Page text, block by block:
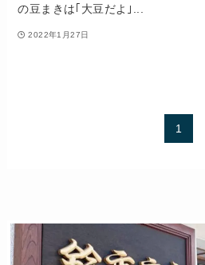
の豆まきは｢大豆だよ｣...
2022年1月27日
1